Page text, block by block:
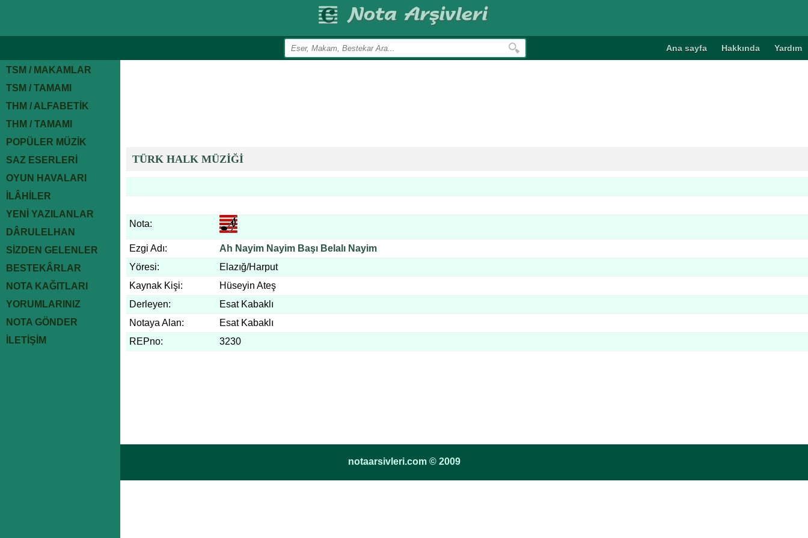
Ana sayfa Hakkında Yardım
TSM / MAKAMLAR
TSM / TAMAMI
THM / ALFABETİK
THM / TAMAMI
POPÜLER MÜZİK
SAZ ESERLERİ
OYUN HAVALARI
İLÂHİLER
YENİ YAZILANLAR
DÂRULELHAN
SİZDEN GELENLER
BESTEKÂRLAR
NOTA KAĞITLARI
YORUMLARINIZ
NOTA GÖNDER
İLETİŞİM
TÜRK HALK MÜZİĞİ
Nota:
Ezgi Adı:
Ah Nayim Nayim Başı Belalı Nayim
Yöresi:
Elazığ/Harput
Kaynak Kişi:
Hüseyin Ateş
Derleyen:
Esat Kabaklı
Notaya Alan:
Esat Kabaklı
REPno:
3230
notaarsivleri.com © 2009